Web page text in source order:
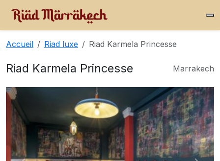
Accueil Riad luxe Riad Karmela Princesse
Riad Karmela Princesse Marrakech